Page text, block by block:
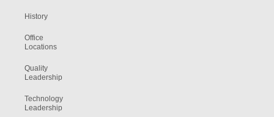
History
Office
Locations
Quality
Leadership
Technology
Leadership